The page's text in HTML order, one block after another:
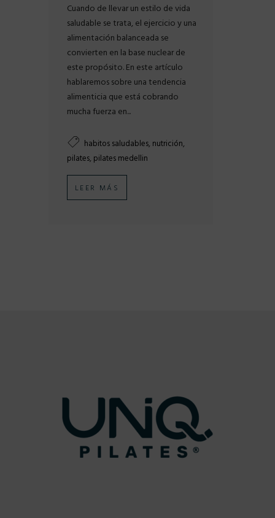
Cuando de llevar un estilo de vida
saludable se trata, el ejercicio y una
alimentación balanceada se
convierten en la base nuclear de
este propósito. En este artículo
hablaremos sobre una tendencia
alimenticia que está cobrando
mucha fuerza en...
habitos saludables, nutrición,
pilates, pilates medellin
LEER MÁS